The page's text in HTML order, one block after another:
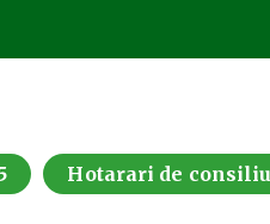
Hotarari de consiliu